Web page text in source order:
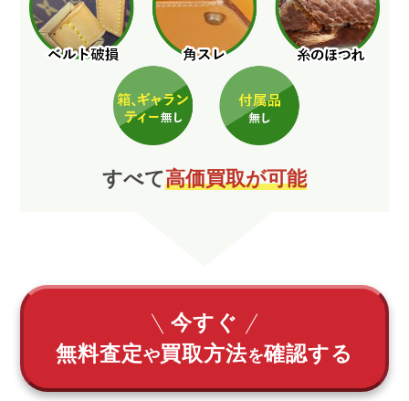
すべて高価買取が可能
今すぐ
無料査定や買取方法を確認する